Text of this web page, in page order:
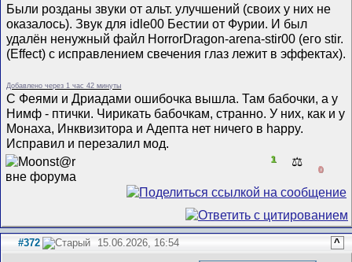
Были розданы звуки от альт. улучшений (своих у них не
оказалось). Звук для idle00 Бестии от Фурии. И был
удалён ненужный файл HorrorDragon-arena-stir00 (его stir.
(Effect) с исправлением свечения глаз лежит в эффектах).
Добавлено через 1 час 42 минуты
С Феями и Дриадами ошибочка вышла. Там бабочки, а у
Нимф - птички. Чирикать бабочкам, странно. У них, как и у
Монаха, Инквизитора и Адепта нет ничего в happy.
Исправил и перезалил мод.
1 ⚖️
0
#372 15.06.2026, 16:54 ^